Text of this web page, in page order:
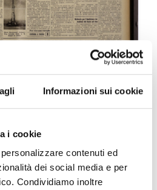
Informazioni sui cookie
i cookie
contenuti ed
dei social media e per
Condividiamo inoltre